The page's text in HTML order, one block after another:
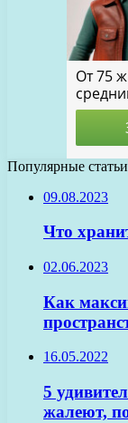
Популярные статьи
09.08.2023
Что
02.06.2023
Как
16.05.2022
5
жалеют,